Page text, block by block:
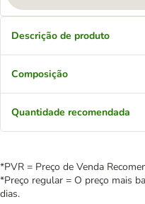
Descrição de produto
Composição
Quantidade recomendada
*PVR = Preço de Venda
*Preço regular = O preço mais
dias.